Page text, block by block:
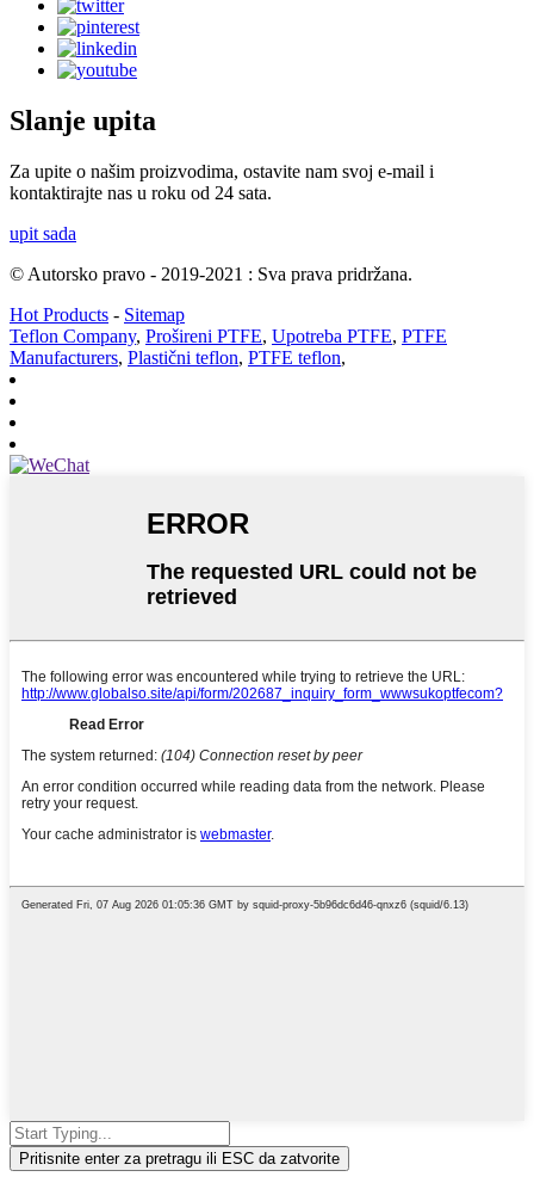
Slanje upita
Za upite o našim proizvodima, ostavite nam svoj e-mail i
kontaktirajte nas u roku od 24 sata.
upit sada
© Autorsko pravo - 2019-2021 : Sva prava pridržana.
Hot Products - Sitemap
Teflon Company, Prošireni PTFE, Upotreba PTFE, PTFE
Manufacturers, Plastični teflon, PTFE teflon,
Pritisnite enter za pretragu ili ESC da zatvorite